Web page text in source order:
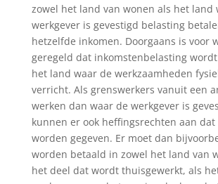
zowel het land van wonen als het land
werkgever is gevestigd belasting
hetzelfde inkomen. Doorgaans is voor
geregeld dat inkomstenbelasting
het land waar de werkzaamheden
verricht. Als grenswerkers vanuit een
werken dan waar de werkgever is
kunnen er ook heffingsrechten aan
worden gegeven. Er moet dan
worden betaald in zowel het land van
het deel dat wordt thuisgewerkt, als